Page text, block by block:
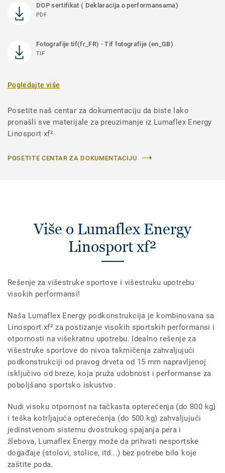
DOP sertifikat ( Deklaracija o performansama)
PDF
Fotografije tif(fr_FR) - Tif fotografije (en_GB)
TIF
Pogledajte više
Posetite naš centar za dokumentaciju da biste lako
pronašli sve materijale za preuzimanje iz Lumaflex Energy
Linosport xf²
POSETITE CENTAR ZA DOKUMENTACIJU
Više o Lumaflex Energy
Linosport xf²
Rešenje za višestruke sportove i višestruku upotrebu
visokih performansi!
Naša Lumaflex Energy podkonstrukcija je kombinovana sa
Linosport xf² za postizanje visokih sportskih performansi i
otpornosti na višekratnu upotrebu. Idealno rešenje za
višestruke sportove do nivoa takmičenja zahvaljujući
podkonstrukciji od pravog drveta od 15 mm napravljenoj
isključivo od breze, koja pruža udobnost i performanse za
poboljšano sportsko iskustvo.
Nudi visoku otpornost na tačkasta opterećenja (do 800 kg)
i teška kotrljajuća opterećenja (do 500 kg) zahvaljujući
jedinstvenom sistemu dvostrukog spajanja pera i
žlebova, Lumaflex Energy može da prihvati nesportske
događaje (stolovi, stolice, itd...) bez potrebe bilo koje
zaštite poda.